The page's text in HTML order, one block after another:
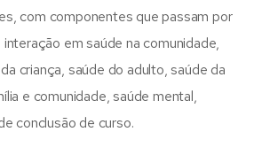
com componentes que passam por
em saúde na comunidade,
criança, saúde do adulto, saúde da
e comunidade, saúde mental,
conclusão de curso.